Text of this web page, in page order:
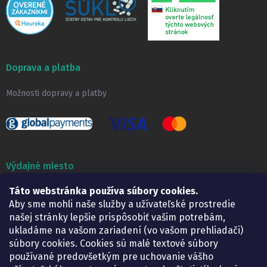
Táto webstránka používa súbory cookies.
Aby sme mohli naše služby a užívateľské prostredie
našej stránky lepšie prispôsobiť vašim potrebám,
ukladáme na vašom zariadení (vo vašom prehliadači)
súbory cookies. Cookies sú malé textové súbory
používané predovšetkým pre uchovanie vášho
Doprava a platba
Možnosti dopravy a platby
Výdajné miesto
Lekáreň ADONAI
Košice – Smetanova 2
Pondelok:
07.30 – 15.30 h.
Utorok:
07.30 – 16.00 h.
Streda:
07.30 – 16.00 h.
Štvrtok:
07.30 – 15.30 h.
Piatok:
07.30 – 15.30 h.